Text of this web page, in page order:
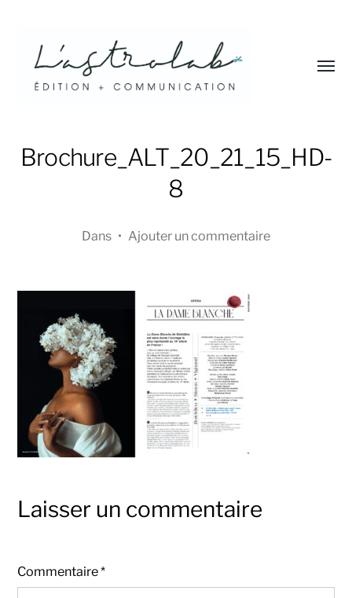
Brochure_ALT_20_21_15_HD-
8
Dans • Ajouter un commentaire
Laisser un commentaire
Commentaire*